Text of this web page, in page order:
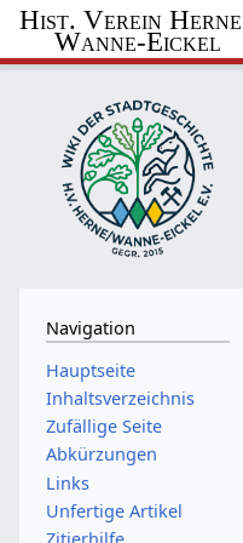
Hist. Verein
Wanne-Eickel
Navigation
Hauptseite
Inhaltsverzeichnis
Zufällige Seite
Abkürzungen
Links
Unfertige Artikel